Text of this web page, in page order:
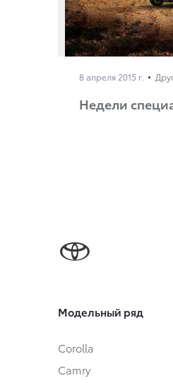
8 апреля 2015 г.
Недели
Модельный ряд
Corolla
Camry